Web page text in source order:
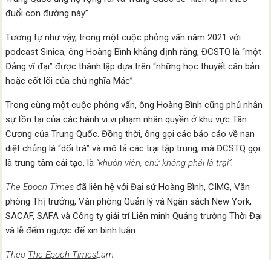
đuổi con đường này”.
Tương tự như vậy, trong một cuộc phỏng vấn năm 2021 với
podcast Sinica, ông Hoàng Bình khẳng định rằng, ĐCSTQ là “một
Đảng vĩ đại” được thành lập dựa trên “những học thuyết căn bản
hoặc cốt lõi của chủ nghĩa Mác”.
Trong cùng một cuộc phỏng vấn, ông Hoàng Bình cũng phủ nhận
sự tồn tại của các hành vi vi phạm nhân quyền ở khu vực Tân
Cương của Trung Quốc. Đồng thời, ông gọi các báo cáo về nạn
diệt chủng là “dối trá” và mô tả các trại tập trung, mà ĐCSTQ gọi
là trung tâm cải tạo, là “khuôn viên, chứ không phải là trại”.
The Epoch Times đã liên hệ với Đại sứ Hoàng Bình, CIMG, Văn
phòng Thị trưởng, Văn phòng Quản lý và Ngân sách New York,
SACAF, SAFA và Công ty giải trí Liên minh Quảng trường Thời Đại
và lễ đếm ngược để xin bình luận.
Theo The Epoch TimesLam